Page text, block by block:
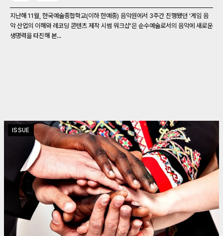
지난해 11월, 한국예술종합학교(이하 한예종) 음악원에서 3주간 진행됐던 ‘게임 음
악 산업의 이해와 레코딩 콘텐츠 제작 시범 워크샵’은 순수예술로서의 음악에 새로운
생명력을 타진해 본...
ISSUE